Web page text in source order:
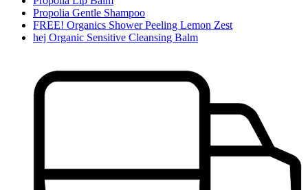
Propolia Gentle Shampoo
FREE! Organics Shower Peeling Lemon Zest
hej Organic Sensitive Cleansing Balm